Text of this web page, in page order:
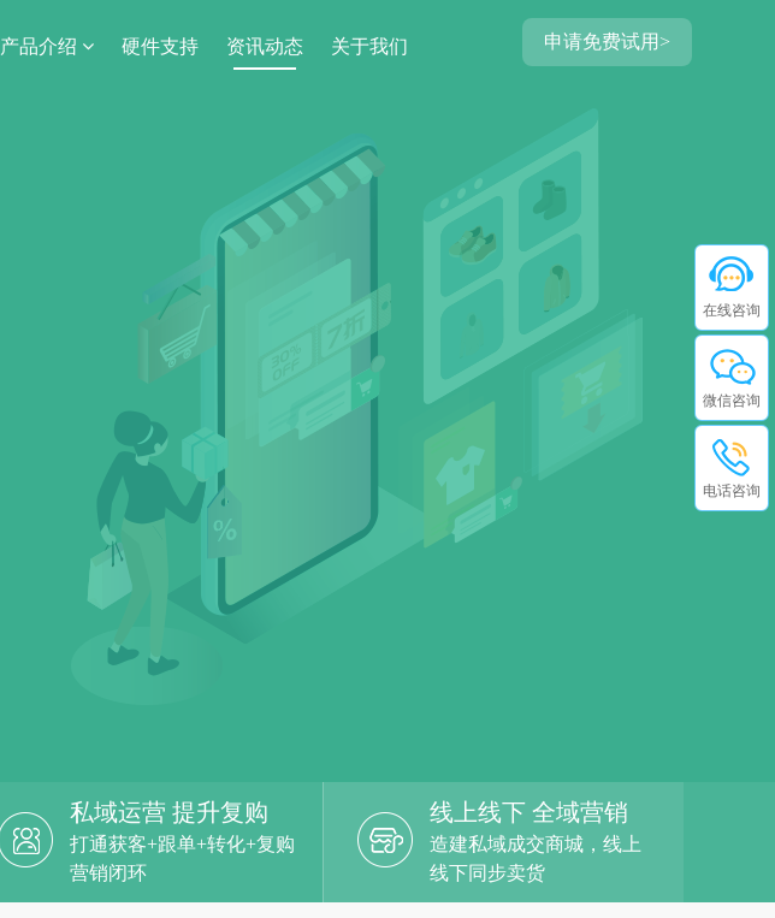
申请免费试用>
产品介绍 硬件支持 资讯动态 关于我们
私域运营 提升复购
打通获客+跟单+转化+复购
营销闭环
线上线下 全域营销
造建私域成交商城，线上
线下同步卖货
在线咨询
微信咨询
电话咨询